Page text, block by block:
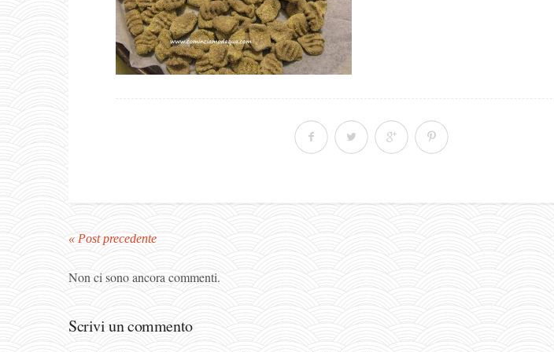
« Post precedente
Non ci sono ancora commenti.
Scrivi un commento